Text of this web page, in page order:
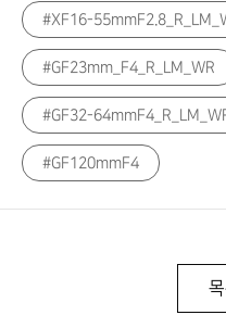
XF16-
GF23mm_F4_R_LM_WR
GF32-
GF120mmF4